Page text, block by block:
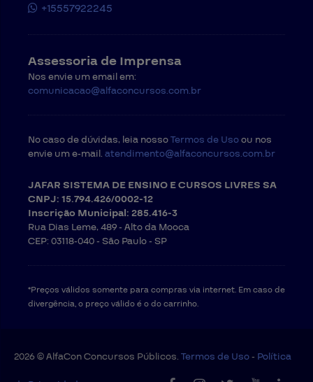
+15557922245
Assessoria de Imprensa
Nos envie um email em:
comunicacao@alfaconcursos.com.br
No caso de dúvidas, leia nossoTermos de Usoou nos
envie um e-mail. atendimento@alfaconcursos.com.br
JAFAR SISTEMA DE ENSINO E CURSOS LIVRES SA
CNPJ: 15.794.426/0002-12
Inscrição Municipal: 285.416-3
Rua Dias Leme, 489 - Alto da Mooca
CEP: 03118-040 - São Paulo - SP
*Preços válidos somente para compras via internet. Em caso de
divergência, o preço válido é o do carrinho.
2026 © AlfaCon Concursos Públicos. Termos de Uso- Política